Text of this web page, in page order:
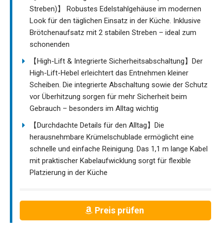
Streben)】 Robustes Edelstahlgehäuse im modernen
Look für den täglichen Einsatz in der Küche. Inklusive
Brötchenaufsatz mit 2 stabilen Streben – ideal zum
schonenden
【High-Lift & Integrierte Sicherheitsabschaltung】Der
High-Lift-Hebel erleichtert das Entnehmen kleiner
Scheiben. Die integrierte Abschaltung sowie der Schutz
vor Überhitzung sorgen für mehr Sicherheit beim
Gebrauch – besonders im Alltag wichtig
【Durchdachte Details für den Alltag】Die
herausnehmbare Krümelschublade ermöglicht eine
schnelle und einfache Reinigung. Das 1,1 m lange Kabel
mit praktischer Kabelaufwicklung sorgt für flexible
Platzierung in der Küche
Preis prüfen